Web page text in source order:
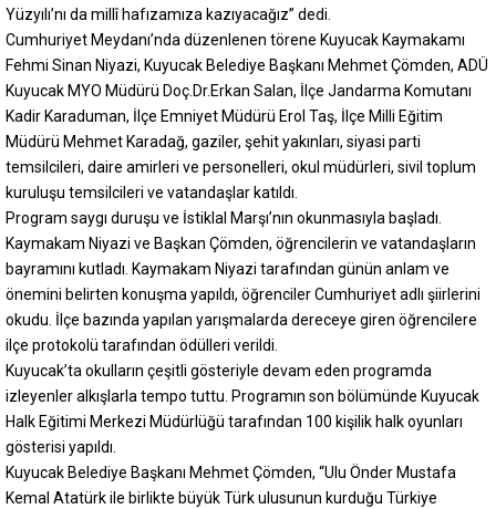
Yüzyılı’nı da millî hafızamıza kazıyacağız” dedi.
Cumhuriyet Meydanı’nda düzenlenen törene Kuyucak Kaymakamı
Fehmi Sinan Niyazi, Kuyucak Belediye Başkanı Mehmet Çömden, ADÜ
Kuyucak MYO Müdürü Doç.Dr.Erkan Salan, İlçe Jandarma Komutanı
Kadir Karaduman, İlçe Emniyet Müdürü Erol Taş, İlçe Milli Eğitim
Müdürü Mehmet Karadağ, gaziler, şehit yakınları, siyasi parti
temsilcileri, daire amirleri ve personelleri, okul müdürleri, sivil toplum
kuruluşu temsilcileri ve vatandaşlar katıldı.
Program saygı duruşu ve İstiklal Marşı’nın okunmasıyla başladı.
Kaymakam Niyazi ve Başkan Çömden, öğrencilerin ve vatandaşların
bayramını kutladı. Kaymakam Niyazi tarafından günün anlam ve
önemini belirten konuşma yapıldı, öğrenciler Cumhuriyet adlı şiirlerini
okudu. İlçe bazında yapılan yarışmalarda dereceye giren öğrencilere
ilçe protokolü tarafından ödülleri verildi.
Kuyucak’ta okulların çeşitli gösteriyle devam eden programda
izleyenler alkışlarla tempo tuttu. Programın son bölümünde Kuyucak
Halk Eğitimi Merkezi Müdürlüğü tarafından 100 kişilik halk oyunları
gösterisi yapıldı.
Kuyucak Belediye Başkanı Mehmet Çömden, “Ulu Önder Mustafa
Kemal Atatürk ile birlikte büyük Türk ulusunun kurduğu Türkiye